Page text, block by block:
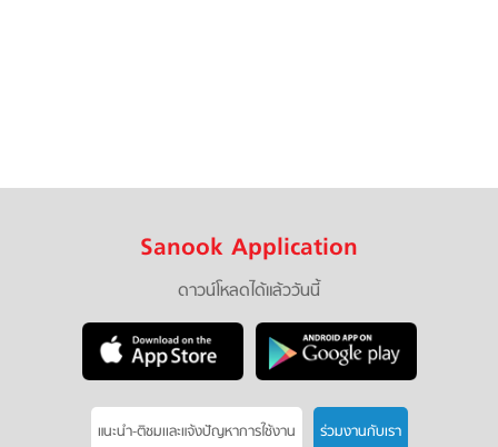
Sanook Application
ดาวน์โหลดได้แล้ววันนี้
แนะนำ-ติชมเเละแจ้งปัญหาการใช้งาน ร่วมงานกับเรา